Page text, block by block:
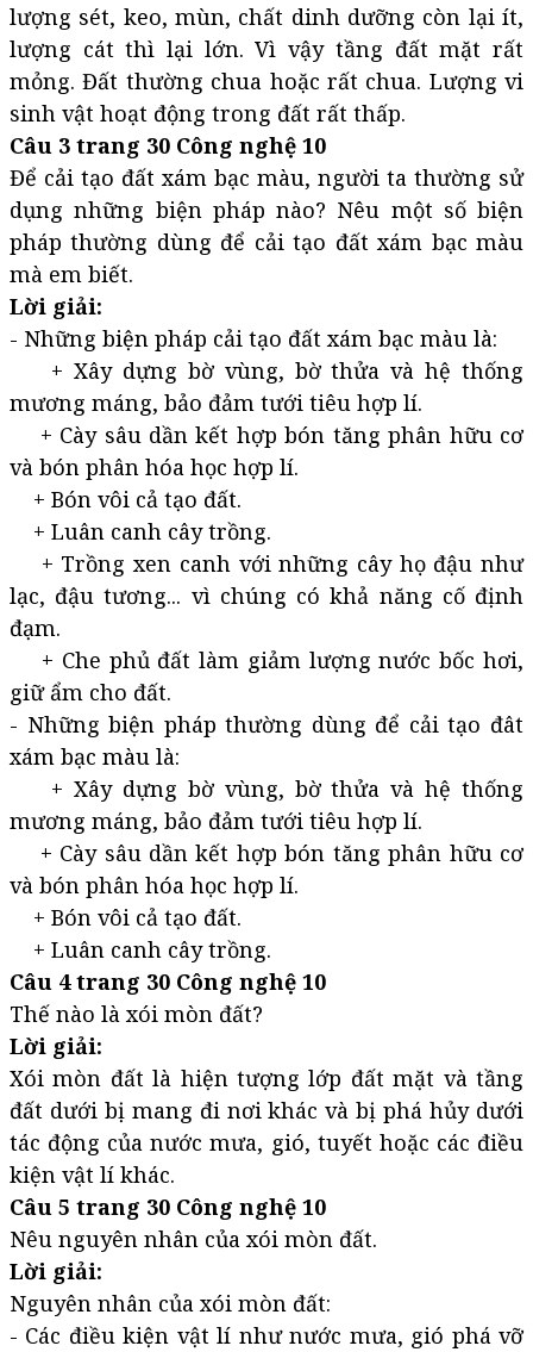
lượng sét, keo, mùn, chất dinh dưỡng còn lại ít,
lượng cát thì lại lớn. Vì vậy tầng đất mặt rất
mỏng. Đất thường chua hoặc rất chua. Lượng vi
sinh vật hoạt động trong đất rất thấp.
Câu 3 trang 30 Công nghệ 10
Để cải tạo đất xám bạc màu, người ta thường sử
dụng những biện pháp nào? Nêu một số biện
pháp thường dùng để cải tạo đất xám bạc màu
mà em biết.
Lời giải:
- Những biện pháp cải tạo đất xám bạc màu là:
+ Xây dựng bờ vùng, bờ thửa và hệ thống
mương máng, bảo đảm tưới tiêu hợp lí.
+ Cày sâu dần kết hợp bón tăng phân hữu cơ
và bón phân hóa học hợp lí.
+ Bón vôi cả tạo đất.
+ Luân canh cây trồng.
+ Trồng xen canh với những cây họ đậu như
lạc, đậu tương... vì chúng có khả năng cố định
đạm.
+ Che phủ đất làm giảm lượng nước bốc hơi,
giữ ẩm cho đất.
- Những biện pháp thường dùng để cải tạo đât
xám bạc màu là:
+ Xây dựng bờ vùng, bờ thửa và hệ thống
mương máng, bảo đảm tưới tiêu hợp lí.
+ Cày sâu dần kết hợp bón tăng phân hữu cơ
và bón phân hóa học hợp lí.
+ Bón vôi cả tạo đất.
+ Luân canh cây trồng.
Câu 4 trang 30 Công nghệ 10
Thế nào là xói mòn đất?
Lời giải:
Xói mòn đất là hiện tượng lớp đất mặt và tầng
đất dưới bị mang đi nơi khác và bị phá hủy dưới
tác động của nước mưa, gió, tuyết hoặc các điều
kiện vật lí khác.
Câu 5 trang 30 Công nghệ 10
Nêu nguyên nhân của xói mòn đất.
Lời giải:
Nguyên nhân của xói mòn đất:
- Các điều kiện vật lí như nước mưa, gió phá vỡ